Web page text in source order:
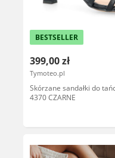
BESTSELLER
399,00 zł
Tymoteo.pl
Skórzane sandałki do
4370 CZARNE